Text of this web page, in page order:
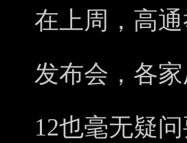
在上周，高
发布会，各
12也毫无疑